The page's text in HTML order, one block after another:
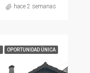
hace 2 semanas
OPORTUNIDAD ÜNICA